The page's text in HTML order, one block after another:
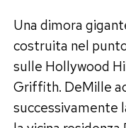
Una dimora
costruita nel
sulle Hollywood
Griffith. DeMille
successivamente